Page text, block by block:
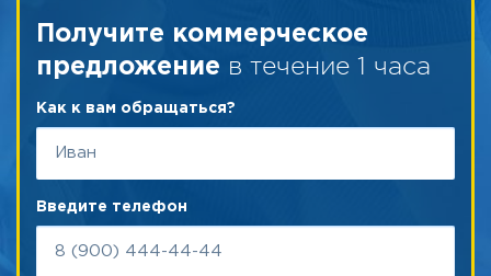
Получите коммерческое
предложение в течение 1 часа
Как к вам обращаться?
Введите телефон